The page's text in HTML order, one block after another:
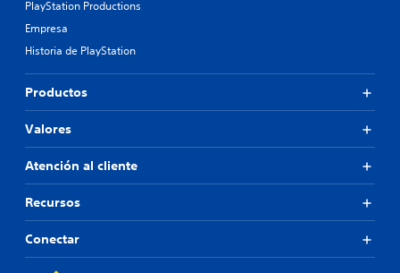
PlayStation Productions
Empresa
Historia de PlayStation
Productos
Valores
Atención al cliente
Recursos
Conectar